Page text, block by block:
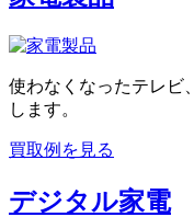
使わなくなったテレビ
します。
買取例を見る
デジタル家電